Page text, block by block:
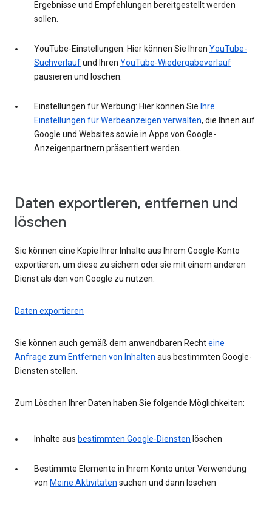
Ergebnisse und Empfehlungen bereitgestellt werden
sollen.
YouTube-Einstellungen: Hier können Sie Ihren YouTube-
Suchverlaufund Ihren YouTube-Wiedergabeverlauf
pausieren und löschen.
Einstellungen für Werbung: Hier können Sie Ihre
Einstellungen für Werbeanzeigen verwalten, die Ihnen auf
Google und Websites sowie in Apps von Google-
Anzeigenpartnern präsentiert werden.
Daten exportieren, entfernen und
löschen
Sie können eine Kopie Ihrer Inhalte aus Ihrem Google-Konto
exportieren, um diese zu sichern oder sie mit einem anderen
Dienst als den von Google zu nutzen.
Daten exportieren
Sie können auch gemäß dem anwendbaren Rechteine
Anfrage zum Entfernen von Inhalten aus bestimmten Google-
Diensten stellen.
Zum Löschen Ihrer Daten haben Sie folgende Möglichkeiten:
Inhalte aus bestimmten Google-Diensten löschen
Bestimmte Elemente in Ihrem Konto unter Verwendung
von Meine Aktivitäten suchen und dann löschen